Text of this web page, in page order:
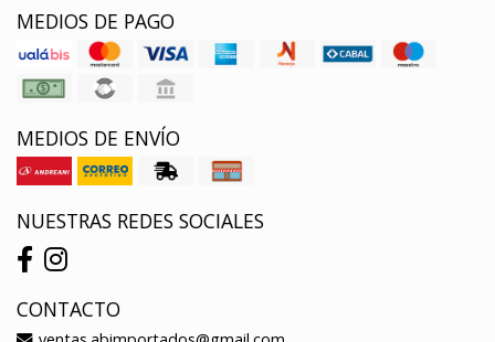
MEDIOS DE PAGO
MEDIOS DE ENVÍO
NUESTRAS REDES SOCIALES
CONTACTO